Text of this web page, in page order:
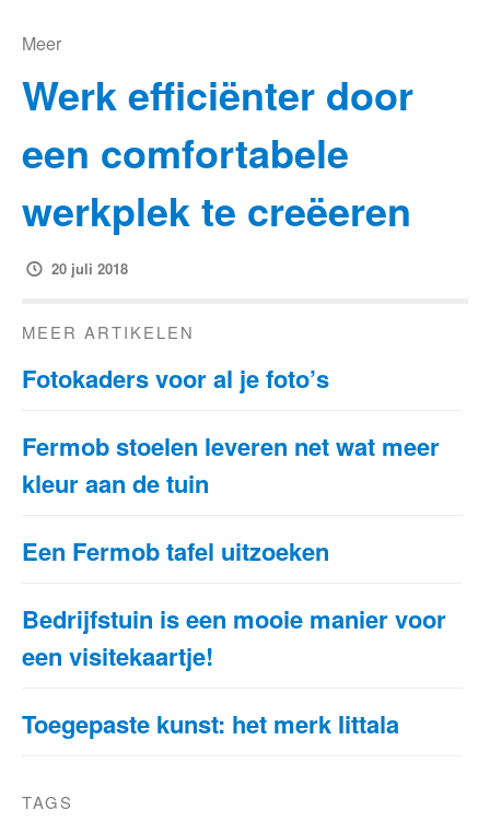
Meer
Werk efficiënter door
een comfortabele
werkplek te creëeren
20 juli 2018
MEER ARTIKELEN
Fotokaders voor al je foto’s
Fermob stoelen leveren net wat meer
kleur aan de tuin
Een Fermob tafel uitzoeken
Bedrijfstuin is een mooie manier voor
een visitekaartje!
Toegepaste kunst: het merk Iittala
TAGS